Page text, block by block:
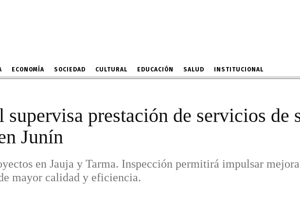
ECONOMÍA SOCIEDAD CULTURAL EDUCACIÓN SALUD INSTITUCIONAL
supervisa prestación de servicios de
Junín
en Jauja y Tarma. Inspección permitirá impulsar
mayor calidad y eficiencia.